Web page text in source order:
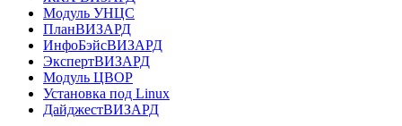
Модуль УНЦС
ПланВИЗАРД
ИнфоБэйсВИЗАРД
ЭкспертВИЗАРД
Модуль ЦВОР
Установка под Linux
ДайджестВИЗАРД